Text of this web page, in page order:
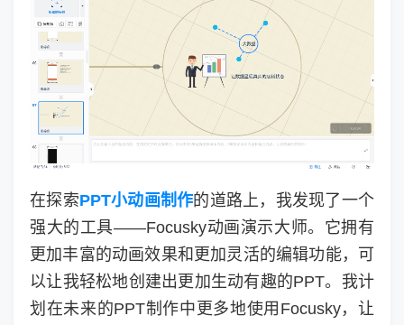
在探索PPT小动画制作的道路上，我发现了一个
强大的工具——Focusky动画演示大师。它拥有
更加丰富的动画效果和更加灵活的编辑功能，可
以让我轻松地创建出更加生动有趣的PPT。我计
划在未来的PPT制作中更多地使用Focusky，让